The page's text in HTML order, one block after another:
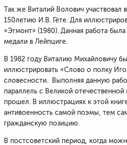
Так же Виталий Волович участвовал
150летию И.В. Гёте. Для
«Эгмонт» (1980). Данная работа
медали в Лейпциге.
В 1982 году Виталию Михайловичу
иллюстрировать «Слово о полку
словесности. Выполняя данную
параллель с Великой
прошел. В иллюстрациях к этой
антивоенность самой поэмы, тем
гражданскую позицию.
В постсоветский период, когда